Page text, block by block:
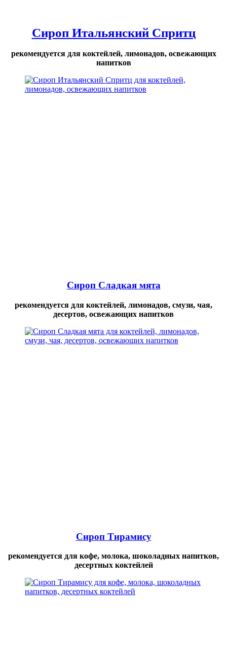
Сироп Итальянский Спритц
рекомендуется для коктейлей, лимонадов, освежающих
напитков
Сироп Сладкая мята
рекомендуется для коктейлей, лимонадов, смузи, чая,
десертов, освежающих напитков
Сироп Тирамису
рекомендуется для кофе, молока, шоколадных напитков,
десертных коктейлей